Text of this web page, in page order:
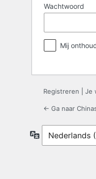
Wachtwoord
Mij
Registreren Je
← Ga naar
Taal